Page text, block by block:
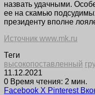
назвать удачными.
ее на скамью
президенту вполне
Источник www.mk.ru
Теги
высокопоставленный
11.12.2021
0 Время чтения: 2 мин.
Facebook X Pinterest